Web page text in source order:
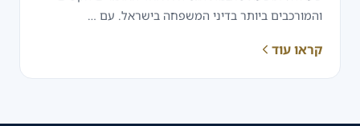
והמורכבים ביותר בדיני המשפחה בישראל. עם …
קראו עוד